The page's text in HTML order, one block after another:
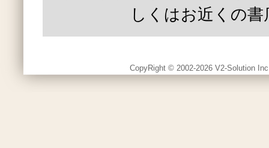
しくはお近くの書
CopyRight © 2002-2026 V2-Solution